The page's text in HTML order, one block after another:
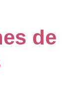
de